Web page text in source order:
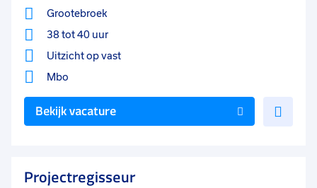
Grootebroek
38 tot 40 uur
Uitzicht op vast
Mbo
Bekijk vacature
Projectregisseur